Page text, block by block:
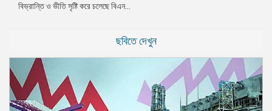
প্রেস
গ্যালারি
বিএনপি-
জামায়াত
বিভ্রান্তি ও ভীতি সৃষ্টি করে চলেছে বিএন...
ছবিতে দেখুন